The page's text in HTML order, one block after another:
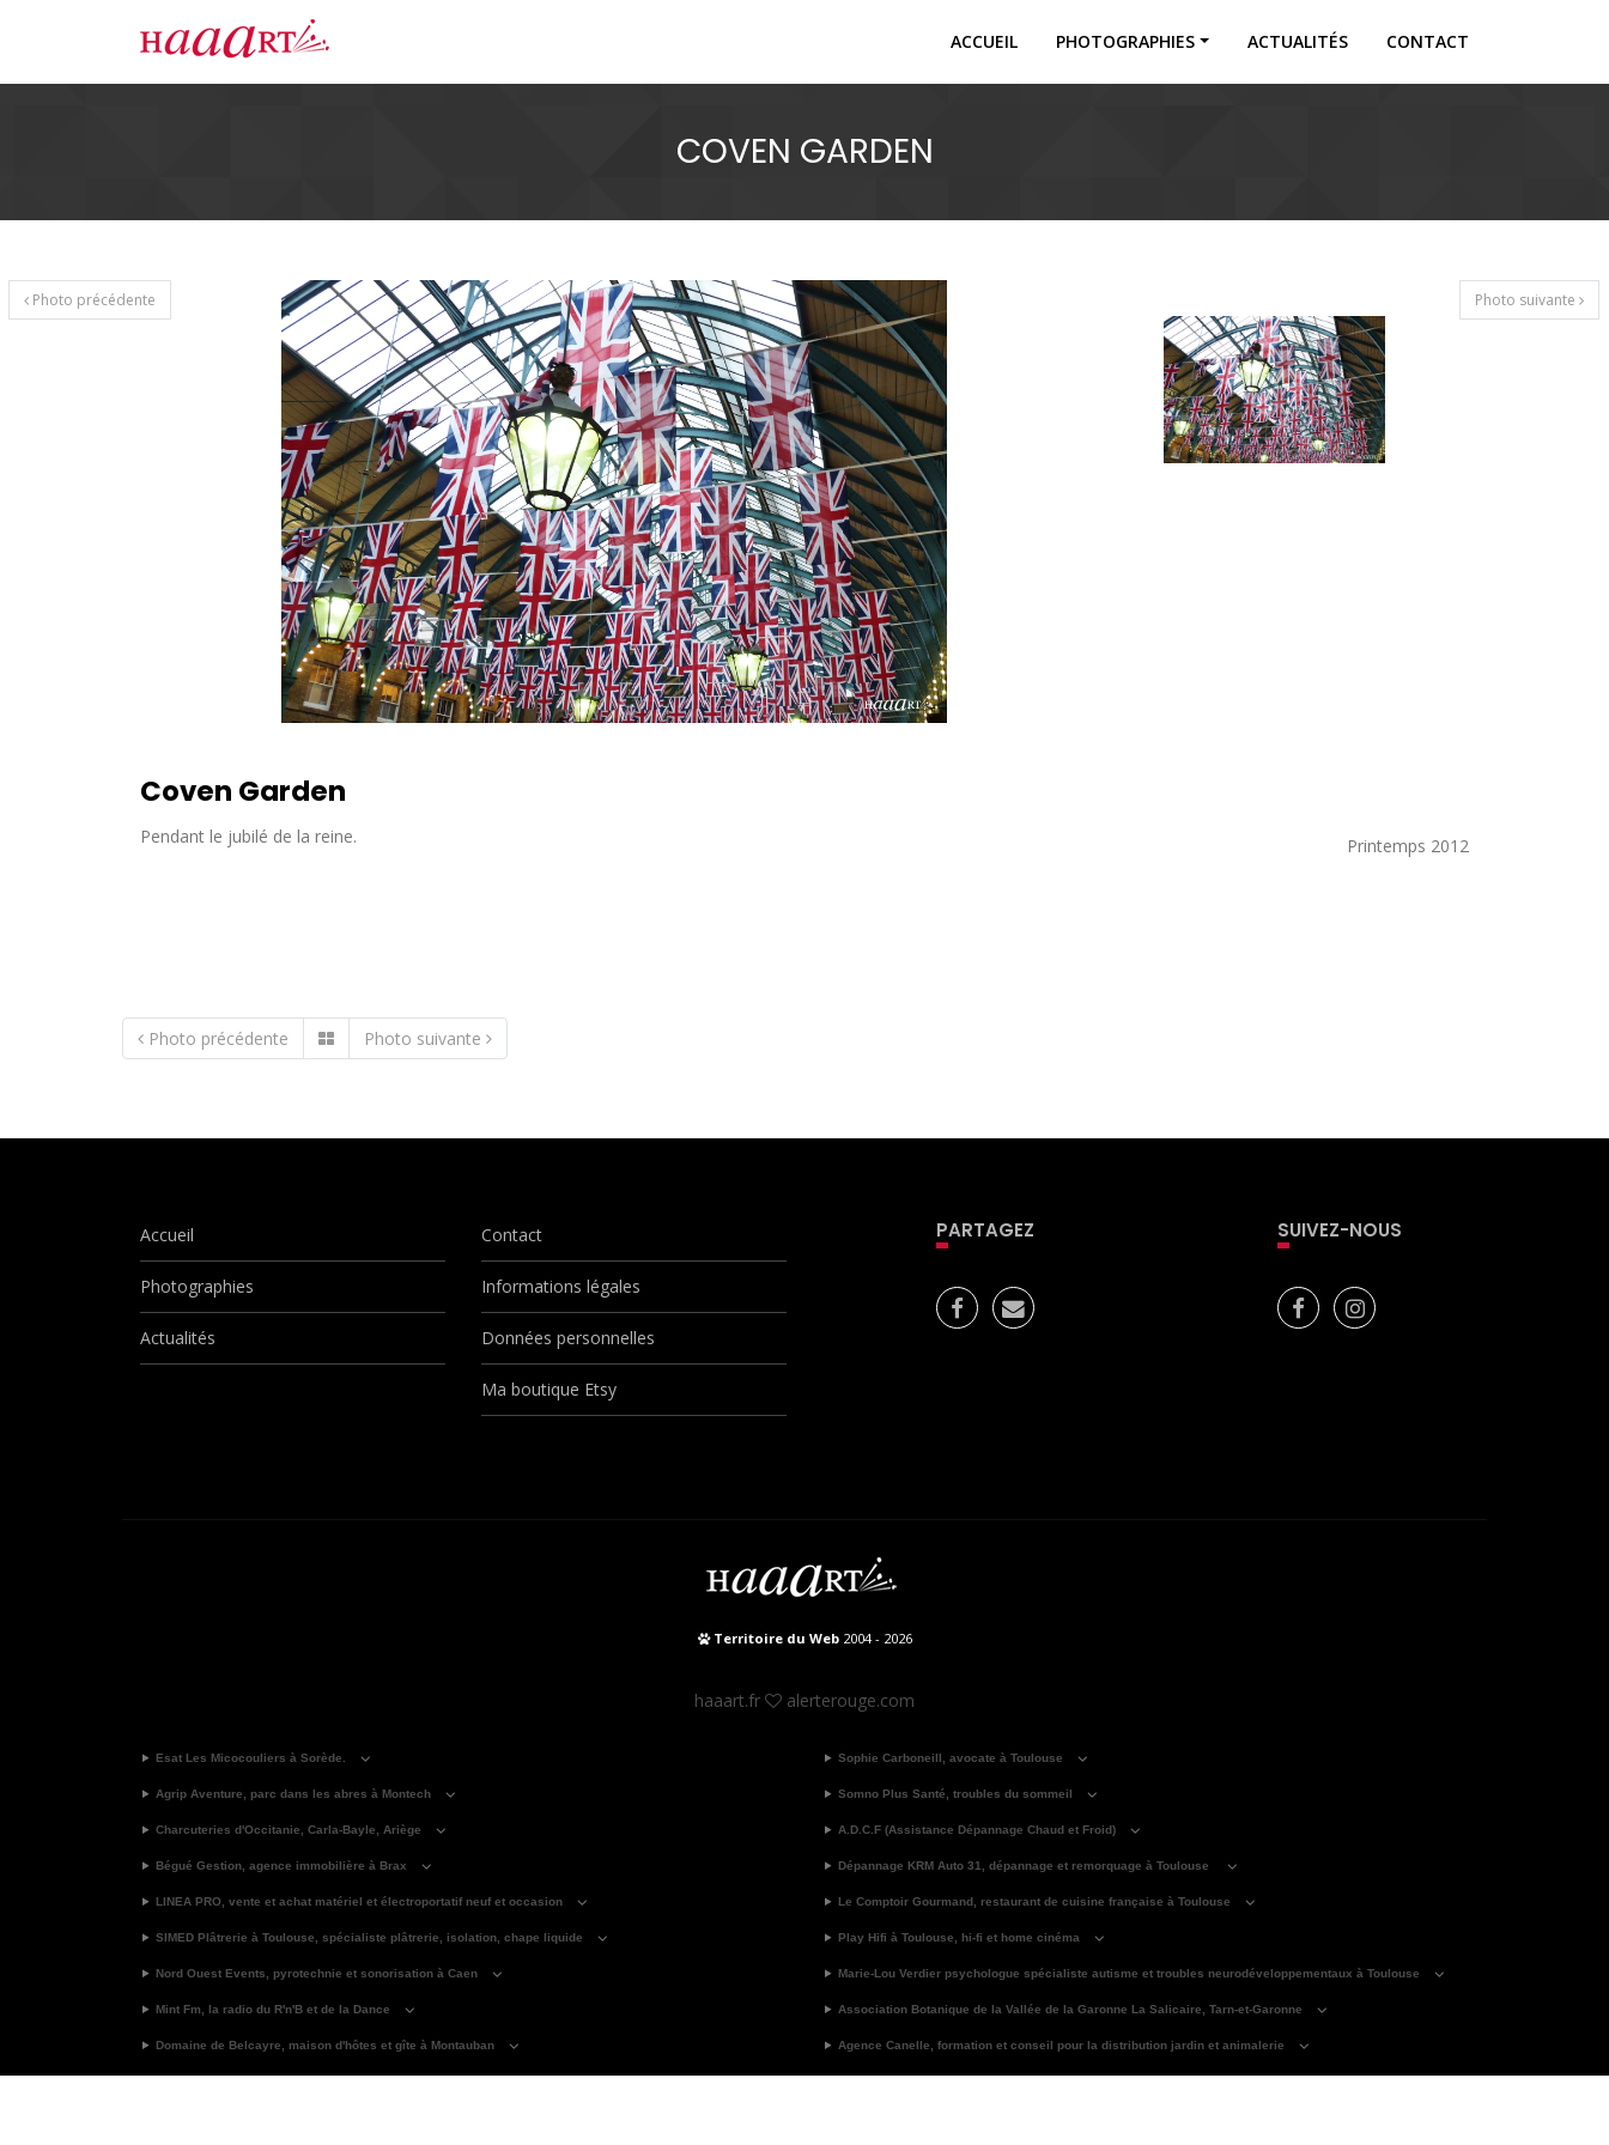
ACCUEIL PHOTOGRAPHIES ACTUALITÉS CONTACT
COVEN GARDEN
Photo précédente Photo suivante
Coven Garden
Pendant le jubilé de la reine. Printemps 2012
Photo précédente Photo suivante
Accueil
Photographies
Actualités
Contact
Informations légales
Données personnelles
Ma boutique Etsy
PARTAGEZ SUIVEZ-NOUS
Territoire du Web2004 - 2026
haaart.fr alerterouge.com
Esat Les Micocouliers à Sorède.
Agrip Aventure, parc dans les abres à Montech
Charcuteries d'Occitanie, Carla-Bayle, Ariège
Bégué Gestion, agence immobilière à Brax
LINEA PRO, vente et achat matériel et électroportatif neuf et occasion
SIMED Plâtrerie à Toulouse, spécialiste plâtrerie, isolation, chape liquide
Nord Ouest Events, pyrotechnie et sonorisation à Caen
Mint Fm, la radio du R'n'B et de la Dance
Domaine de Belcayre, maison d'hôtes et gîte à Montauban
Sophie Carboneill, avocate à Toulouse
Somno Plus Santé, troubles du sommeil
A.D.C.F (Assistance Dépannage Chaud et Froid)
Dépannage KRM Auto 31, dépannage et remorquage à Toulouse
Le Comptoir Gourmand, restaurant de cuisine française à Toulouse
Play Hifi à Toulouse, hi-fi et home cinéma
Marie-Lou Verdier psychologue spécialiste autisme et troubles neurodéveloppementaux à Toulouse
Association Botanique de la Vallée de la Garonne La Salicaire, Tarn-et-Garonne
Agence Canelle, formation et conseil pour la distribution jardin et animalerie